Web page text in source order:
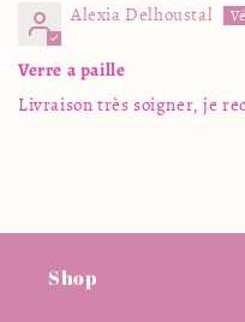
Alexia Delhoustal
Verre a paille
Livraison très soigner, je
Shop